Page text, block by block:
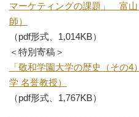
マーケティングの課題」 富
師）
（pdf形式、1,014KB）
＜特別寄稿＞
「敬和学園大学の歴史（その
学 名誉教授）
（pdf形式、1,767KB）